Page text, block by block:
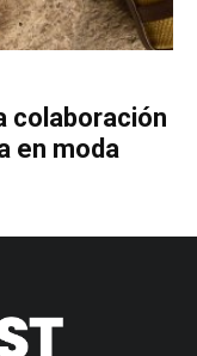
colaboración
en moda